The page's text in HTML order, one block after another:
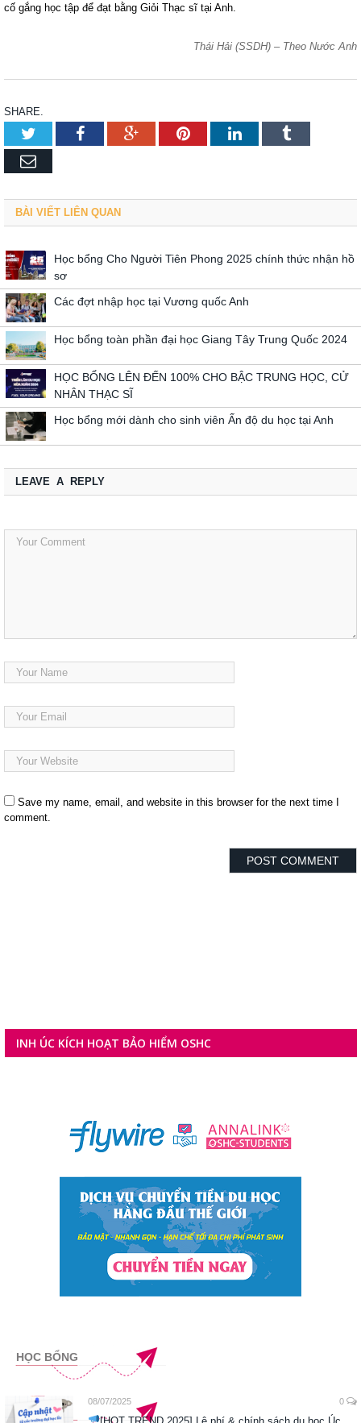
cố gắng học tập để đạt bằng Giỏi Thạc sĩ tại Anh.
Thái Hải (SSDH) – Theo Nước Anh
SHARE.
TwitterFacebookGoogle+PinterestLinkedInTumblr
Email
BÀI VIẾT LIÊN QUAN
Học bổng Cho Người Tiên Phong 2025 chính thức nhận hồ
sơ
Các đợt nhập học tại Vương quốc Anh
Học bổng toàn phần đại học Giang Tây Trung Quốc 2024
HỌC BỔNG LÊN ĐẾN 100% CHO BẬC TRUNG HỌC, CỬ
NHÂN THẠC SĨ
Học bổng mới dành cho sinh viên Ấn độ du học tại Anh
LEAVE A REPLY
Save my name, email, and website in this browser for the next time I
comment.
KÍCH HOẠT BẢO HIỂM OSHC
HỌC BỔNG
08/07/2025 0